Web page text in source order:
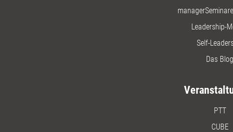
Leadership-
Self-
Das Blog
PTT
CUBE